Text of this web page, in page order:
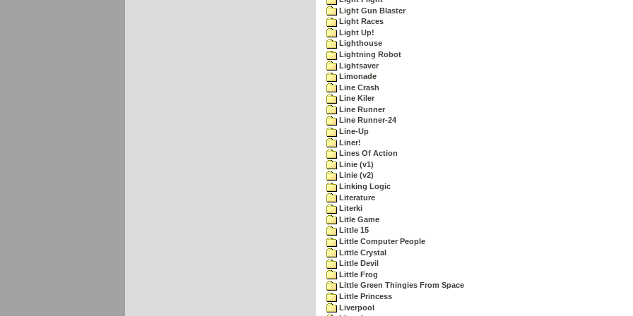
Light Gun Blaster
Light Races
Light Up!
Lighthouse
Lightning Robot
Lightsaver
Limonade
Line Crash
Line Kiler
Line Runner
Line Runner-24
Line-Up
Liner!
Lines Of Action
Linie (v1)
Linie (v2)
Linking Logic
Literature
Literki
Litle Game
Little 15
Little Computer People
Little Crystal
Little Devil
Little Frog
Little Green Thingies From Space
Little Princess
Liverpool